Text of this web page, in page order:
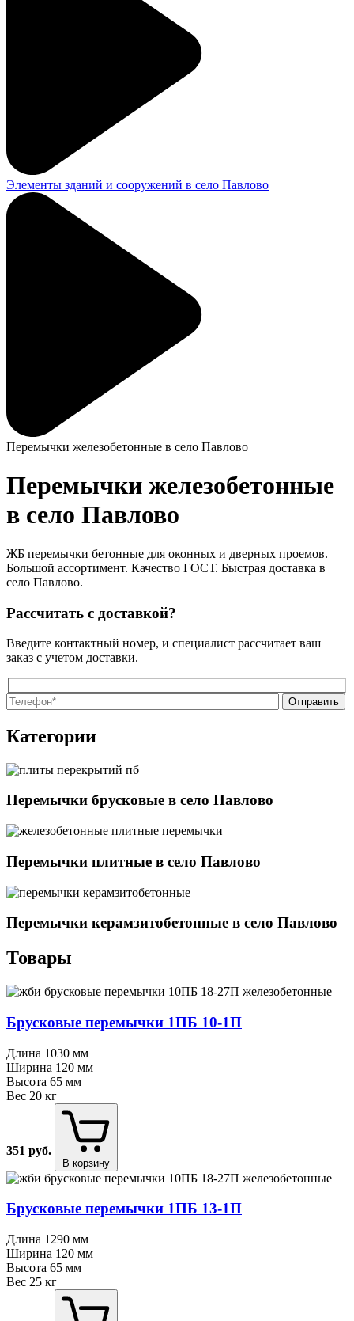
Элементы зданий и сооружений в село Павлово
Перемычки железобетонные в село Павлово
Перемычки железобетонные
в село Павлово
ЖБ перемычки бетонные для оконных и дверных проемов.
Большой ассортимент. Качество ГОСТ. Быстрая доставка в
село Павлово.
Рассчитать с доставкой?
Введите контактный номер, и специалист рассчитает ваш
заказ с учетом доставки.
Категории
Перемычки брусковые в село Павлово
Перемычки плитные в село Павлово
Перемычки керамзитобетонные в село Павлово
Товары
Брусковые перемычки 1ПБ 10⁠-⁠1П
Длина 1030 мм
Ширина 120 мм
Высота 65 мм
Вес 20 кг
351 руб.
В корзину
Брусковые перемычки 1ПБ 13⁠-⁠1П
Длина 1290 мм
Ширина 120 мм
Высота 65 мм
Вес 25 кг